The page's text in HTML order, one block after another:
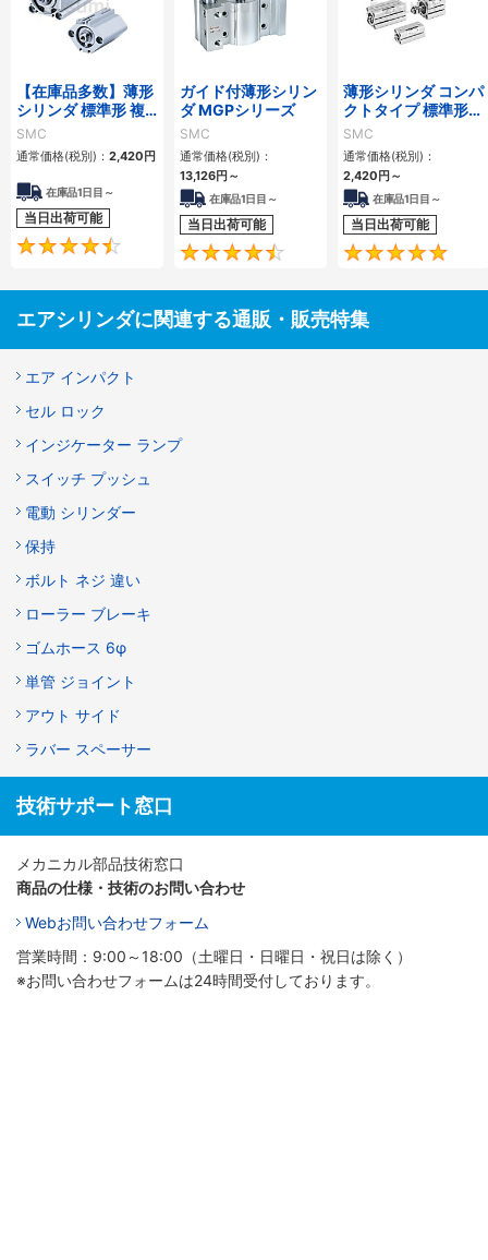
【在庫品多数】薄形
シリンダ 標準形 複
動・片ロッド CQ2
シリーズ
SMC
通常価格(税別)： 2,420 円
在庫品1日目～
当日出荷可能
4.5
ガイド付薄形シリン
ダ MGPシリーズ
SMC
通常価格(税別)：
13,126円 ～
在庫品1日目～
当日出荷可能
4.6
薄形シリンダ コンパ
クトタイプ 標準形
複動 片ロッド CQS
シリーズ
SMC
通常価格(税別)：
2,420 円 ～
在庫品1日目～
当日出荷可能
エアシリンダに関連する通販・販売特集
エア インパクト
セル ロック
インジケーター ランプ
スイッチ プッシュ
電動 シリンダー
保持
ボルト ネジ 違い
ローラー ブレーキ
ゴムホース 6φ
単管 ジョイント
アウト サイド
ラバー スペーサー
技術サポート窓口
メカニカル部品技術窓口
商品の仕様・技術のお問い合わせ
Webお問い合わせフォーム
営業時間：9:00～18:00（土曜日・日曜日・祝日は除く）
※お問い合わせフォームは24時間受付しております。